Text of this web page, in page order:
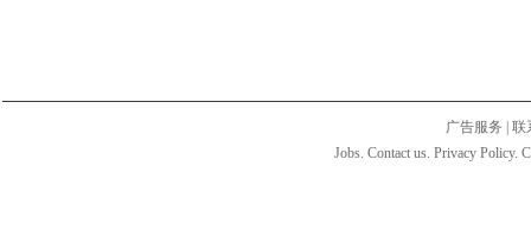
广告服务
联
Jobs. Contact us. Privacy Policy.